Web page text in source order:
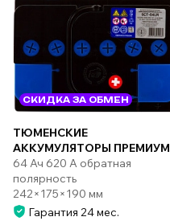
СКИДКА ЗА ОБМЕН
ТЮМЕНСКИЕ
АККУМУЛЯТОРЫ ПРЕМИУМ
64 Ач 620 А обратная
полярность
242×175×190 мм
Гарантия 24 мес.